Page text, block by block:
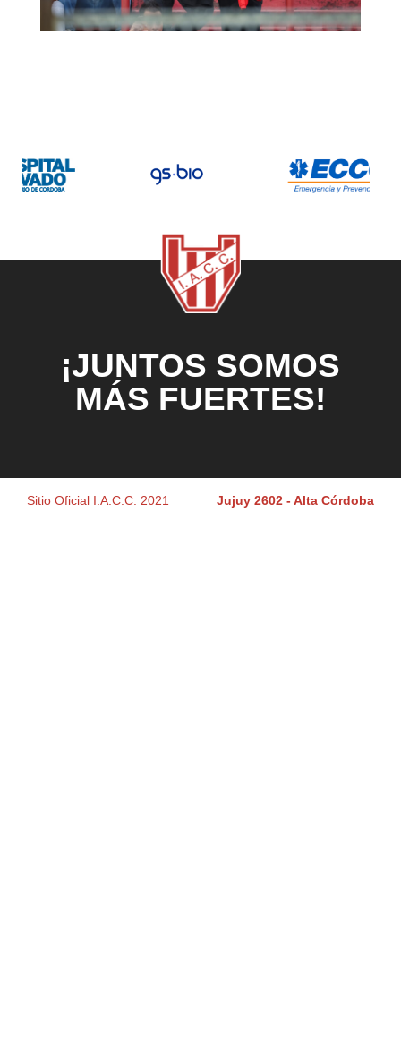
¡JUNTOS SOMOS
MÁS FUERTES!
Sitio Oficial I.A.C.C. 2021 Jujuy 2602 - Alta Córdoba